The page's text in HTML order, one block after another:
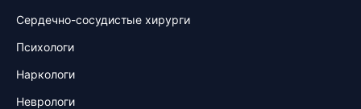
Сердечно-сосудистые хирурги
Психологи
Наркологи
Неврологи